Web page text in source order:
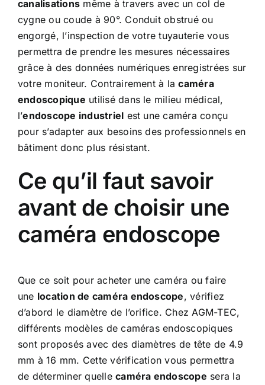
canalisations même à travers avec un col de
cygne ou coude à 90°. Conduit obstrué ou
engorgé, l’inspection de votre tuyauterie vous
permettra de prendre les mesures nécessaires
grâce à des données numériques enregistrées sur
votre moniteur. Contrairement à lacaméra
endoscopique utilisé dans le milieu médical,
l’endoscope industriel est une caméra conçu
pour s’adapter aux besoins des professionnels en
bâtiment donc plus résistant.
Ce qu’il faut savoir
avant de choisir une
caméra endoscope
Que ce soit pour acheter une caméra ou faire
une location de caméra endoscope, vérifiez
d’abord le diamètre de l’orifice. Chez AGM-TEC,
différents modèles de caméras endoscopiques
sont proposés avec des diamètres de tête de 4.9
mm à 16 mm. Cette vérification vous permettra
de déterminer quellecaméra endoscope sera la